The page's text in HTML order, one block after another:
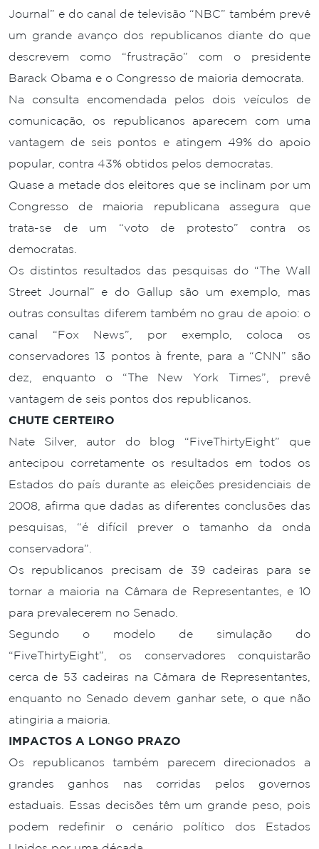
Journal” e do canal de televisão “NBC” também prevê
um grande avanço dos republicanos diante do que
descrevem como “frustração” com o presidente
Barack Obama e o Congresso de maioria democrata.
Na consulta encomendada pelos dois veículos de
comunicação, os republicanos aparecem com uma
vantagem de seis pontos e atingem 49% do apoio
popular, contra 43% obtidos pelos democratas.
Quase a metade dos eleitores que se inclinam por um
Congresso de maioria republicana assegura que
trata-se de um “voto de protesto” contra os
democratas.
Os distintos resultados das pesquisas do “The Wall
Street Journal” e do Gallup são um exemplo, mas
outras consultas diferem também no grau de apoio: o
canal “Fox News”, por exemplo, coloca os
conservadores 13 pontos à frente, para a “CNN” são
dez, enquanto o “The New York Times”, prevê
vantagem de seis pontos dos republicanos.
CHUTE CERTEIRO
Nate Silver, autor do blog “FiveThirtyEight” que
antecipou corretamente os resultados em todos os
Estados do país durante as eleições presidenciais de
2008, afirma que dadas as diferentes conclusões das
pesquisas, “é difícil prever o tamanho da onda
conservadora”.
Os republicanos precisam de 39 cadeiras para se
tornar a maioria na Câmara de Representantes, e 10
para prevalecerem no Senado.
Segundo o modelo de simulação do
“FiveThirtyEight”, os conservadores conquistarão
cerca de 53 cadeiras na Câmara de Representantes,
enquanto no Senado devem ganhar sete, o que não
atingiria a maioria.
IMPACTOS A LONGO PRAZO
Os republicanos também parecem direcionados a
grandes ganhos nas corridas pelos governos
estaduais. Essas decisões têm um grande peso, pois
podem redefinir o cenário político dos Estados